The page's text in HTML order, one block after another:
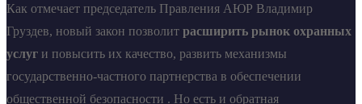
Как отмечает председатель Правления АЮР Владимир
Груздев, новый закон позволит расширить рынок охранных
услуг и повысить их качество, развить механизмы
государственно-частного партнерства в обеспечении
общественной безопасности . Но есть и обратная